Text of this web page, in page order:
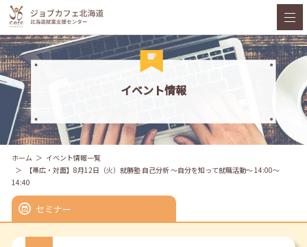
イベント情報
ホーム
イベント情報一覧
【帯広・対面】8月12日（火）就勝塾 自己分析 ～自分を知って就職活動～ 14:00～
14:40
セミナー